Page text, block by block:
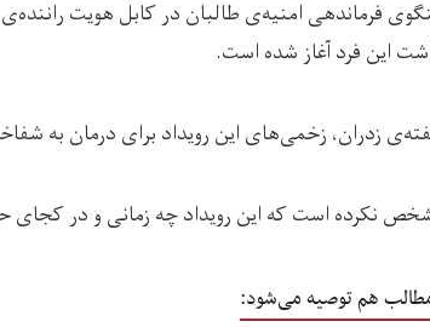
فرماندهی امنیه‌ی طالبان در کابل هویت
این فرد آغاز شده است.
زدران، زخمی‌های این رویداد برای درمان
نکرده است که این رویداد چه زمانی و در
هم توصیه می‌شود: